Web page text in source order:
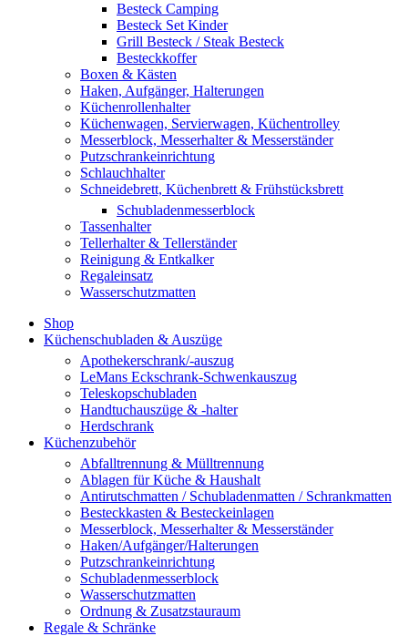
Besteck Camping
Besteck Set Kinder
Grill Besteck / Steak Besteck
Besteckkoffer
Boxen & Kästen
Haken, Aufgänger, Halterungen
Küchenrollenhalter
Küchenwagen, Servierwagen, Küchentrolley
Messerblock, Messerhalter & Messerständer
Putzschrankeinrichtung
Schlauchhalter
Schneidebrett, Küchenbrett & Frühstücksbrett
Schubladenmesserblock
Tassenhalter
Tellerhalter & Tellerständer
Reinigung & Entkalker
Regaleinsatz
Wasserschutzmatten
Shop
Küchenschubladen & Auszüge
Apothekerschrank/-auszug
LeMans Eckschrank-Schwenkauszug
Teleskopschubladen
Handtuchauszüge & -halter
Herdschrank
Küchenzubehör
Abfalltrennung & Mülltrennung
Ablagen für Küche & Haushalt
Antirutschmatten / Schubladenmatten / Schrankmatten
Besteckkasten & Besteckeinlagen
Messerblock, Messerhalter & Messerständer
Haken/Aufgänger/Halterungen
Putzschrankeinrichtung
Schubladenmesserblock
Wasserschutzmatten
Ordnung & Zusatzstauraum
Regale & Schränke